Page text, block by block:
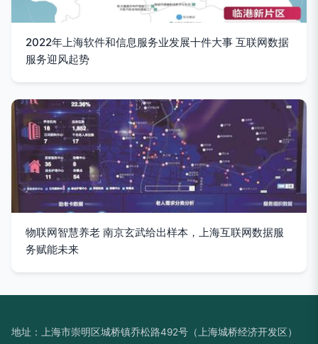
2022年上海软件和信息服务业发展十件大事 互联网数据
服务迎风起势
物联网智慧养老 南京玄武给出样本，上海互联网数据服
务赋能未来
地址：上海市崇明区城桥镇乔松路492号（上海城桥经济开发区）